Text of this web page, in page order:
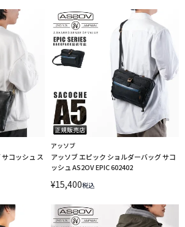
コッシュ ス
アッソブ
アッソブ エピック ショルダーバッグ サコ
ッシュ AS2OV EPIC 602402
¥15,400税込